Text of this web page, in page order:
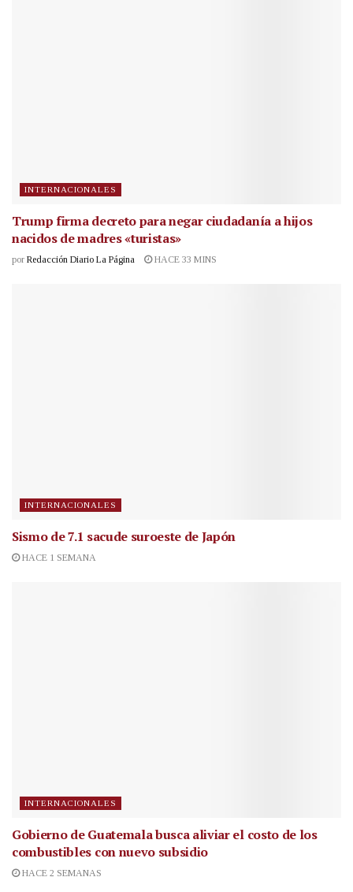
INTERNACIONALES
Trump firma decreto para negar ciudadanía a hijos
nacidos de madres «turistas»
por Redacción Diario La Página HACE 33 MINS
INTERNACIONALES
Sismo de 7.1 sacude suroeste de Japón
HACE 1 SEMANA
INTERNACIONALES
Gobierno de Guatemala busca aliviar el costo de los
combustibles con nuevo subsidio
HACE 2 SEMANAS